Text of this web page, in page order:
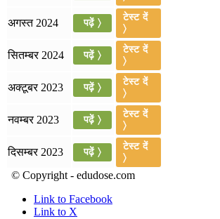
अगस्त 2024 पढ़ें 〉
टेस्ट दें
〉
सितम्बर 2024 पढ़ें 〉
टेस्ट दें
〉
अक्टूबर 2023 पढ़ें 〉
टेस्ट दें
〉
नवम्बर 2023 पढ़ें 〉
टेस्ट दें
〉
दिसम्बर 2023 पढ़ें 〉
टेस्ट दें
〉
© Copyright - edudose.com
Link to Facebook
Link to X